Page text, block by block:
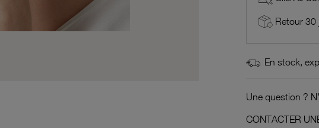
Retour 30
En stock,
Une question ?
CONTACTER